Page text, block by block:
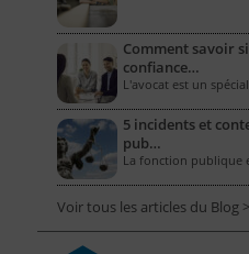
Comment savoir
confiance…
L'avocat est un
5 incidents et
pub…
La fonction publique
Voir tous les articles du Blog >